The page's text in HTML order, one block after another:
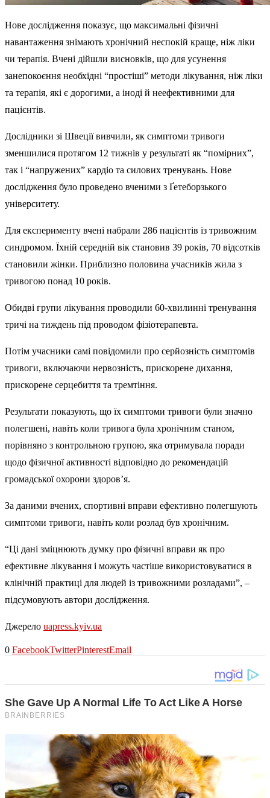
Нове дослідження показує, що максимальні фізичні
навантаження знімають хронічний неспокій краще, ніж ліки
чи терапія. Вчені дійшли висновків, що для усунення
занепокоєння необхідні “простіші” методи лікування, ніж ліки
та терапія, які є дорогими, а іноді й неефективними для
пацієнтів.
Дослідники зі Швеції вивчили, як симптоми тривоги
зменшилися протягом 12 тижнів у результаті як “помірних”,
так і “напружених” кардіо та силових тренувань. Нове
дослідження було проведено вченими з Ґетеборзького
університету.
Для експерименту вчені набрали 286 пацієнтів із тривожним
синдромом. Їхній середній вік становив 39 років, 70 відсотків
становили жінки. Приблизно половина учасників жила з
тривогою понад 10 років.
Обидві групи лікування проводили 60-хвилинні тренування
тричі на тиждень під проводом фізіотерапевта.
Потім учасники самі повідомили про серйозність симптомів
тривоги, включаючи нервозність, прискорене дихання,
прискорене серцебиття та тремтіння.
Результати показують, що їх симптоми тривоги були значно
полегшені, навіть коли тривога була хронічним станом,
порівняно з контрольною групою, яка отримувала поради
щодо фізичної активності відповідно до рекомендацій
громадської охорони здоров’я.
За даними вчених, спортивні вправи ефективно полегшують
симптоми тривоги, навіть коли розлад був хронічним.
“Ці дані зміцнюють думку про фізичні вправи як про
ефективне лікування і можуть частіше використовуватися в
клінічній практиці для людей із тривожними розладами”, –
підсумовують автори дослідження.
Джерело uapress.kyiv.ua
0 FacebookTwitterPinterestEmail